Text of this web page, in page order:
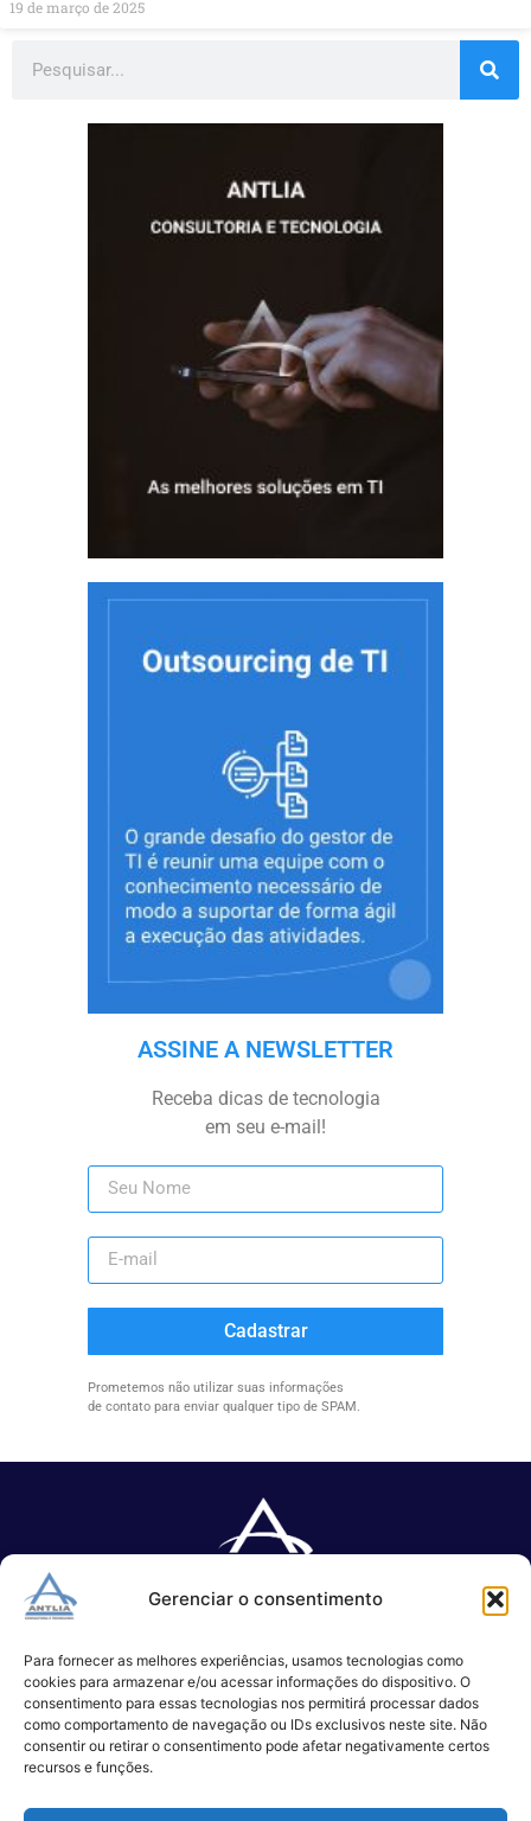
Gerenciar o consentimento
Para fornecer as melhores experiências, usamos tecnologias como
cookies para armazenar e/ou acessar informações do dispositivo. O
consentimento para essas tecnologias nos permitirá processar dados
como comportamento de navegação ou IDs exclusivos neste site. Não
consentir ou retirar o consentimento pode afetar negativamente certos
recursos e funções.
19 de março de 2025
ASSINE A NEWSLETTER
Receba dicas de tecnologia
em seu e-mail!
Cadastrar
Prometemos não utilizar suas informações
de contato para enviar qualquer tipo de SPAM.
TI.
(11) 3017-0999